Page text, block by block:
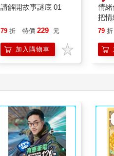
請解開故事謎底 01
79 折 特價 229 元
加入購物車
情
把
誰
79 折